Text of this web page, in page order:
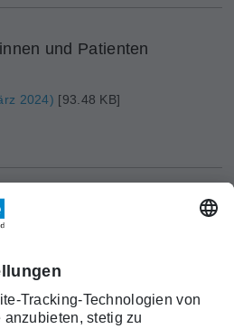
und Patienten
2024) [93.48 KB]
c/o Schweizerische Gesellschaft für
Monbijoustrasse 43, Postfach, 3001 Bern
Telefon +41 31 370 40 00, Fax +41 31 370